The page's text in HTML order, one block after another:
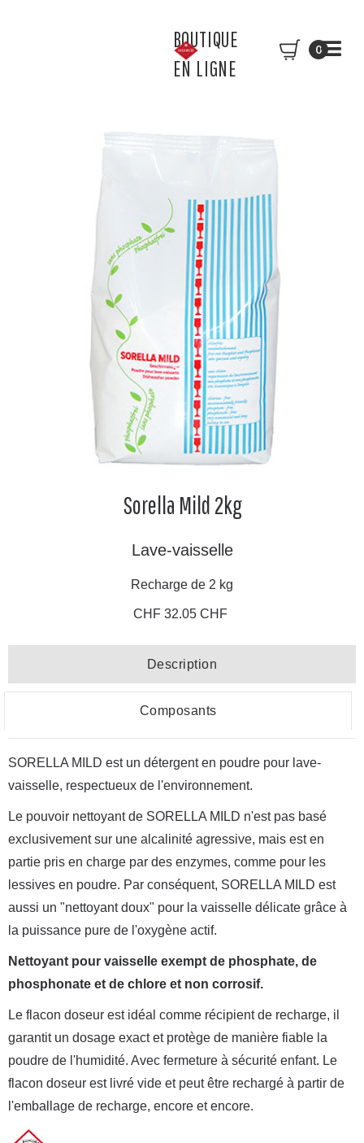
BOUTIQUE
EN LIGNE
0
Sorella Mild 2kg
Lave-vaisselle
Recharge de 2 kg
CHF 32.05 CHF
Description
Composants
SORELLA MILD est un détergent en poudre pour lave-
vaisselle, respectueux de l'environnement.
Le pouvoir nettoyant de SORELLA MILD n'est pas basé
exclusivement sur une alcalinité agressive, mais est en
partie pris en charge par des enzymes, comme pour les
lessives en poudre. Par conséquent, SORELLA MILD est
aussi un "nettoyant doux" pour la vaisselle délicate grâce à
la puissance pure de l'oxygène actif.
Nettoyant pour vaisselle exempt de phosphate, de
phosphonate et de chlore et non corrosif.
Le flacon doseur est idéal comme récipient de recharge, il
garantit un dosage exact et protège de manière fiable la
poudre de l'humidité. Avec fermeture à sécurité enfant. Le
flacon doseur est livré vide et peut être rechargé à partir de
l'emballage de recharge, encore et encore.